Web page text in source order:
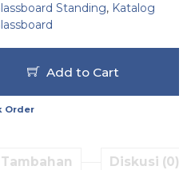
Standing, Katalog
Add to Cart
Order
Diskusi (0)